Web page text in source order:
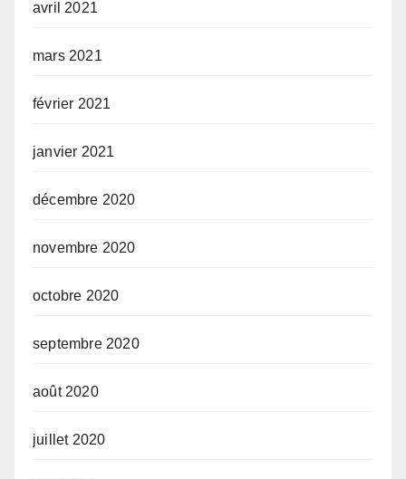
avril 2021
mars 2021
février 2021
janvier 2021
décembre 2020
novembre 2020
octobre 2020
septembre 2020
août 2020
juillet 2020